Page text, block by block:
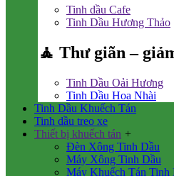
Tinh dầu Cafe
Tinh Dầu Hương Thảo
🧘 Thư giãn –
Tinh Dầu Oải Hương
Tinh Dầu Hoa Nhài
Tinh Dầu Khuếch Tán
Tinh dầu treo xe
Thiết bị khuếch tán +
Đèn Xông Tinh Dầu
Máy Xông Tinh Dầu
Máy Khuếch Tán Tinh